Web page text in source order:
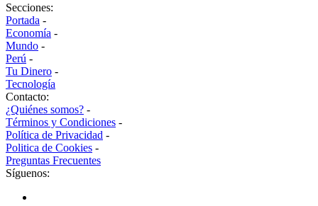
Secciones:
Portada -
Economía -
Mundo -
Perú -
Tu Dinero -
Tecnología
Contacto:
¿Quiénes somos? -
Términos y Condiciones -
Política de Privacidad -
Politica de Cookies -
Preguntas Frecuentes
Síguenos: